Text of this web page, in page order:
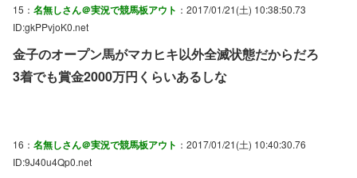
15： 名無しさん＠実況で競馬板アウト ：2017/01/21(土) 10:38:50.73
ID:gkPPvjoK0.net
金子のオープン馬がマカヒキ以外全滅状態だからだろ
3着でも賞金2000万円くらいあるしな
16： 名無しさん＠実況で競馬板アウト ：2017/01/21(土) 10:40:30.76
ID:9J40u4Qp0.net